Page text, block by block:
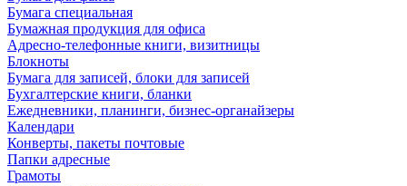
Бумага специальная
Бумажная продукция для офиса
Адресно-телефонные книги, визитницы
Блокноты
Бумага для записей, блоки для записей
Бухгалтерские книги, бланки
Ежедневники, планинги, бизнес-органайзеры
Календари
Конверты, пакеты почтовые
Папки адресные
Грамоты